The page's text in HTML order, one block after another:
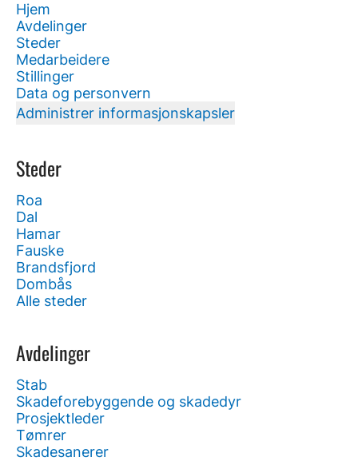
Hjem
Avdelinger
Steder
Medarbeidere
Stillinger
Data og personvern
Administrer informasjonskapsler
Steder
Roa
Dal
Hamar
Fauske
Brandsfjord
Dombås
Alle steder
Avdelinger
Stab
Skadeforebyggende og skadedyr
Prosjektleder
Tømrer
Skadesanerer